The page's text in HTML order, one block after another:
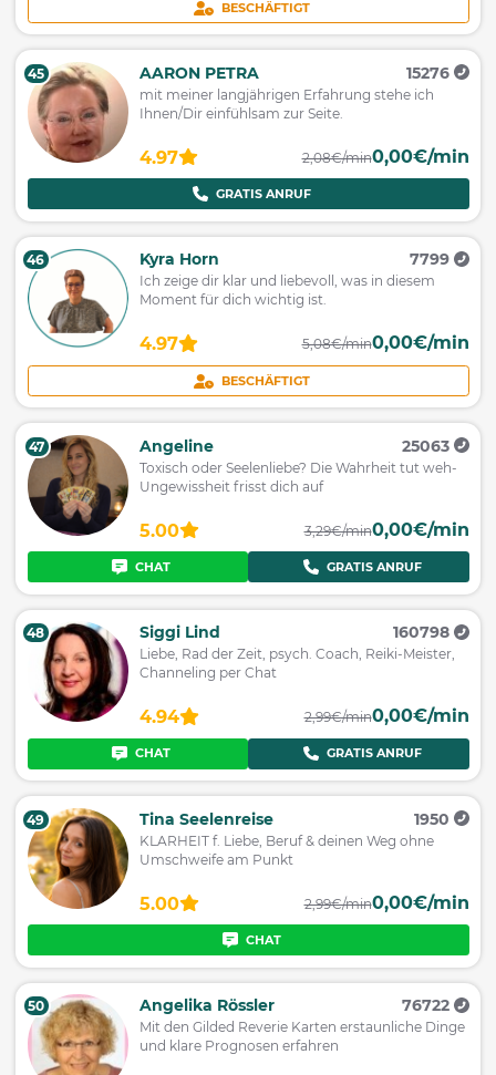
BESCHÄFTIGT
45 AARON PETRA 15276
mit meiner langjährigen Erfahrung stehe ich
Ihnen/Dir einfühlsam zur Seite.
4.97 2,08€/min0,00€/min
GRATIS ANRUF
46 Kyra Horn 7799
Ich zeige dir klar und liebevoll, was in diesem
Moment für dich wichtig ist.
4.97 5,08€/min0,00€/min
BESCHÄFTIGT
47 Angeline 25063
Toxisch oder Seelenliebe? Die Wahrheit tut weh-
Ungewissheit frisst dich auf
5.00 3,29€/min0,00€/min
CHAT GRATIS ANRUF
48 Siggi Lind 160798
Liebe, Rad der Zeit, psych. Coach, Reiki-Meister,
Channeling per Chat
4.94 2,99€/min0,00€/min
CHAT GRATIS ANRUF
49 Tina Seelenreise 1950
KLARHEIT f. Liebe, Beruf & deinen Weg ohne
Umschweife am Punkt
5.00 2,99€/min0,00€/min
CHAT
50 Angelika Rössler 76722
Mit den Gilded Reverie Karten erstaunliche Dinge
und klare Prognosen erfahren